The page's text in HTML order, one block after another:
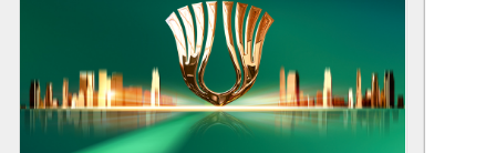
罗小姐
潘构 河南省濮阳市